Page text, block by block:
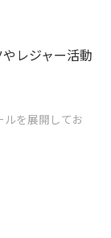
レジャー活動
を展開してお